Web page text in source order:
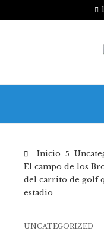
Inicio
El campo de los
del carrito de golf
estadio
UNCATEGORIZED